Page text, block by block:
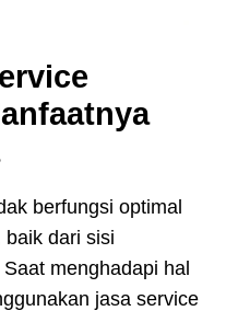
berfungsi optimal
baik dari sisi
menghadapi hal
jasa service